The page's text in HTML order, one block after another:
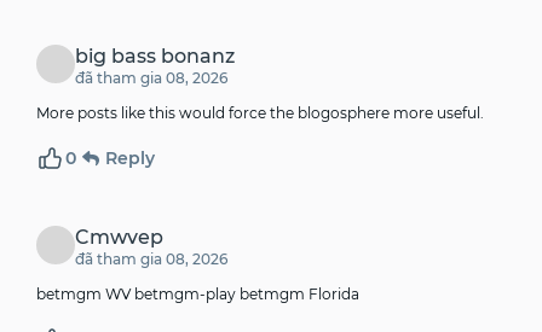
big bass bonanz
đã tham gia 08, 2026
More posts like this would force the blogosphere more useful.
0 Reply
Cmwvep
đã tham gia 08, 2026
betmgm WV betmgm-play betmgm Florida